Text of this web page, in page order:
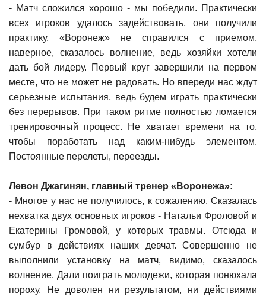
- Матч сложился хорошо - мы победили. Практически
всех игроков удалось задействовать, они получили
практику. «Воронеж» не справился с приемом,
наверное, сказалось волнение, ведь хозяйки хотели
дать бой лидеру. Первый круг завершили на первом
месте, что не может не радовать. Но впереди нас ждут
серьезные испытания, ведь будем играть практически
без перерывов. При таком ритме полностью ломается
тренировочный процесс. Не хватает времени на то,
чтобы поработать над каким-нибудь элементом.
Постоянные перелеты, переезды.
Левон Джагинян, главный тренер «Воронежа»:
- Многое у нас не получилось, к сожалению. Сказалась
нехватка двух основных игроков - Натальи Фроловой и
Екатерины Громовой, у которых травмы. Отсюда и
сумбур в действиях наших девчат. Совершенно не
выполнили установку на матч, видимо, сказалось
волнение. Дали поиграть молодежи, которая понюхала
пороху. Не доволен ни результатом, ни действиями